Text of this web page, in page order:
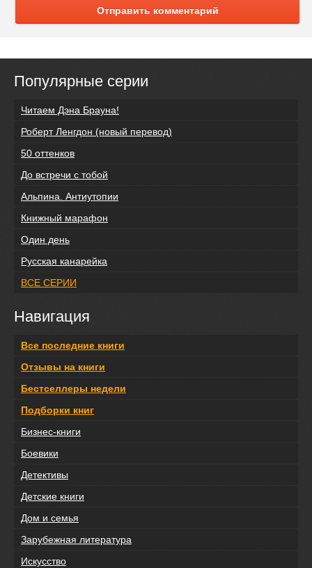
Отправить комментарий
Популярные серии
Читаем Дэна Брауна!
Роберт Ленгдон (новый перевод)
50 оттенков
До встречи с тобой
Альпина. Антиутопии
Книжный марафон
Один день
Русская канарейка
ВСЕ СЕРИИ
Навигация
Все последние книги
Отзывы на книги
Бестселлеры недели
Подборки книг
Бизнес-книги
Боевики
Детективы
Детские книги
Дом и семья
Зарубежная литература
Искусство